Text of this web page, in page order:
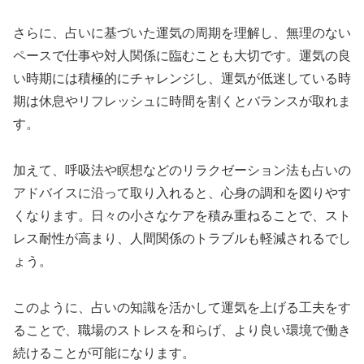
さらに、占いに基づいた運気の周期を理解し、無理のない
ペースで仕事や対人関係に臨むことも大切です。運気の良
い時期には積極的にチャレンジし、運気が低迷している時
期は休息やリフレッシュに時間を割くとバランスが取れま
す。
加えて、呼吸法や瞑想などのリラクゼーション法も占いの
アドバイスに沿って取り入れると、心身の調和を図りやす
くなります。日々の小さなケアを積み重ねることで、スト
レス耐性が高まり、人間関係のトラブルも軽減されるでし
ょう。
このように、占いの知識を活かして運気を上げる工夫をす
ることで、職場のストレスを和らげ、より良い環境で働き
続けることが可能になります。